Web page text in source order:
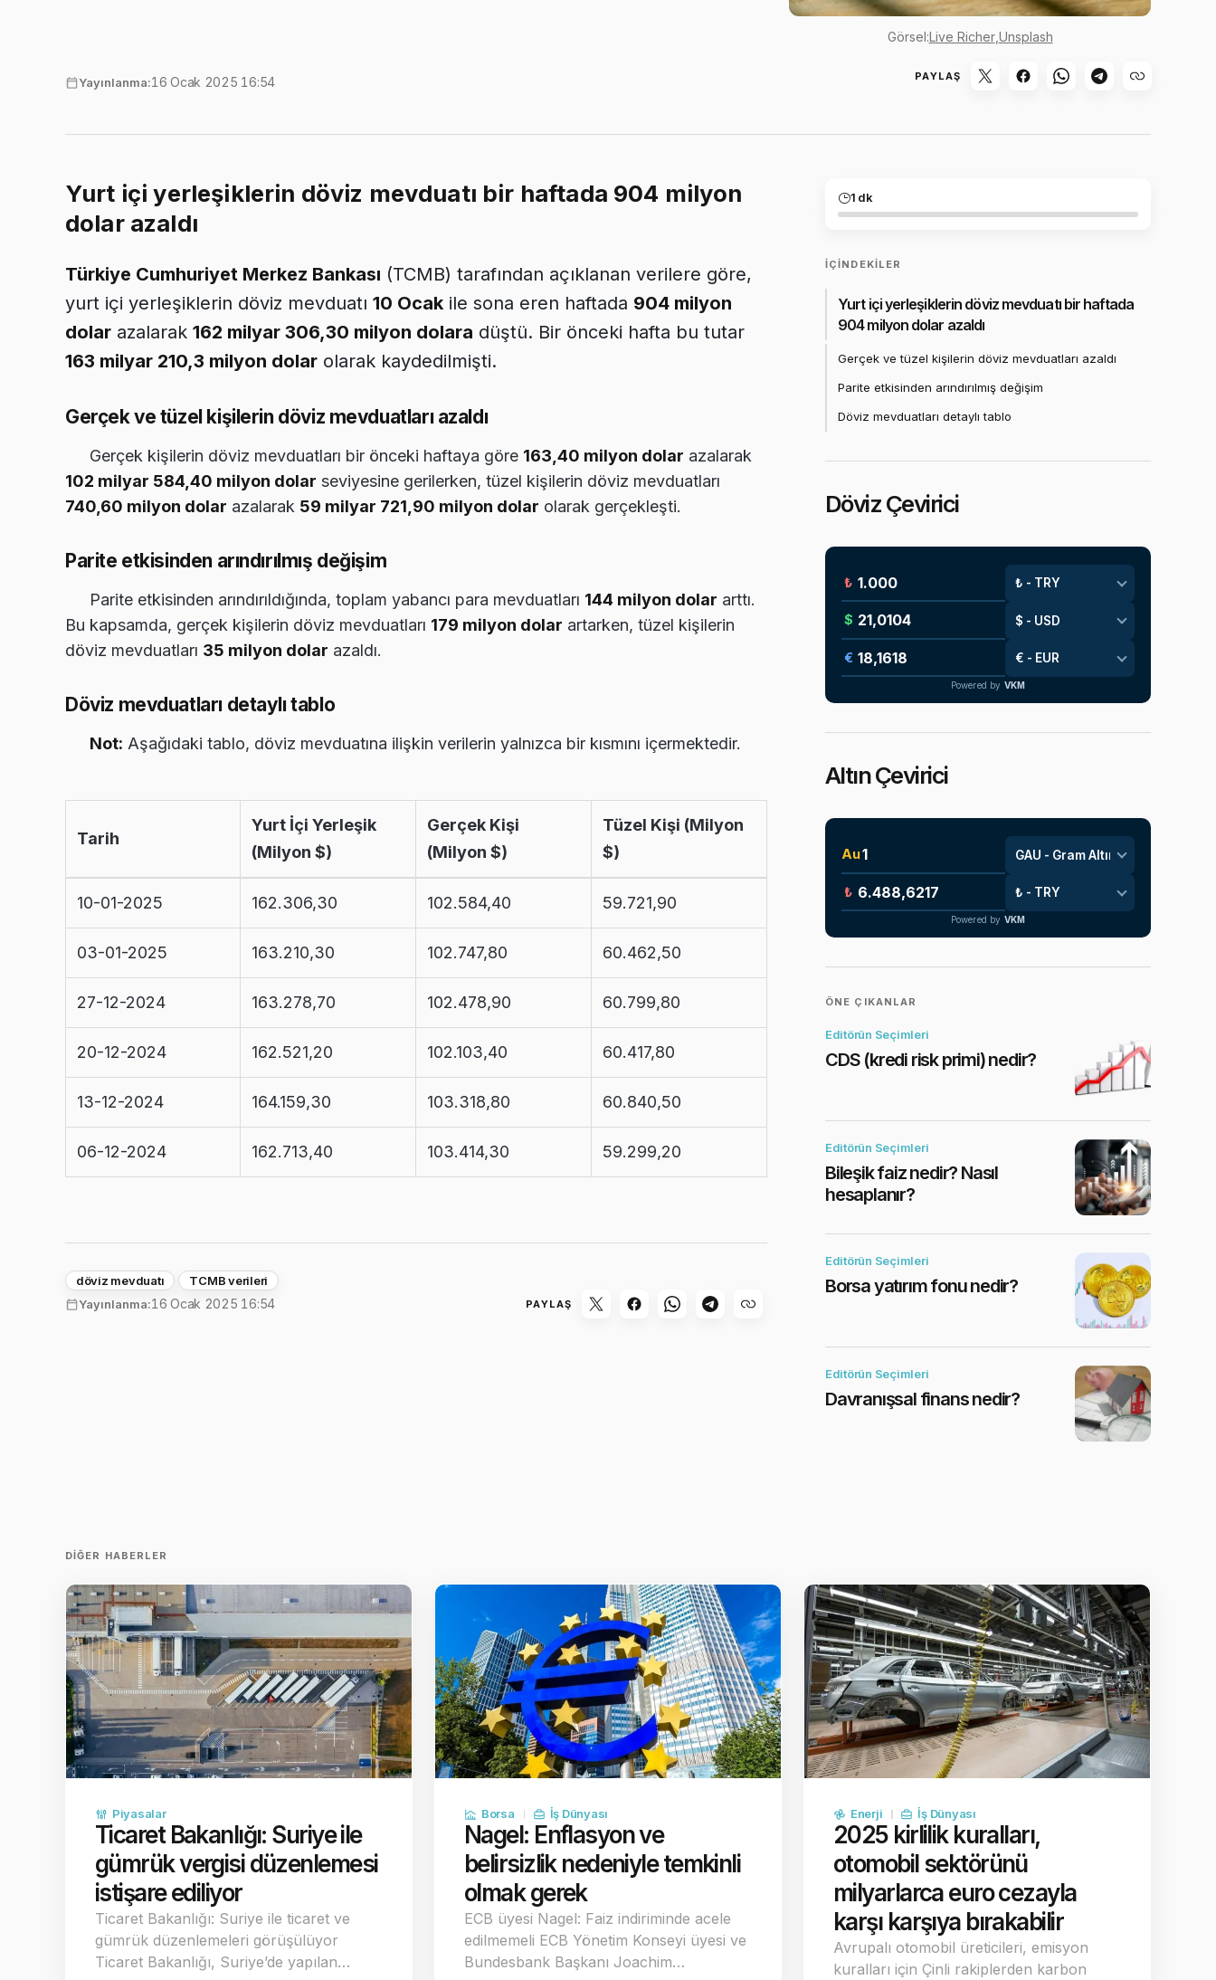
Görsel:Live Richer, Unsplash
Yayınlanma:16 Ocak 2025 16:54 PAYLAŞ
Yurt içi yerleşiklerin döviz mevduatı bir haftada 904 milyon
dolar azaldı
Türkiye Cumhuriyet Merkez Bankası (TCMB) tarafından açıklanan verilere göre,
yurt içi yerleşiklerin döviz mevduatı 10 Ocak ile sona eren haftada 904 milyon
dolar azalarak 162 milyar 306,30 milyon dolara düştü. Bir önceki hafta bu tutar
163 milyar 210,3 milyon dolar olarak kaydedilmişti.
Gerçek ve tüzel kişilerin döviz mevduatları azaldı
Gerçek kişilerin döviz mevduatları bir önceki haftaya göre 163,40 milyon dolar azalarak
102 milyar 584,40 milyon dolar seviyesine gerilerken, tüzel kişilerin döviz mevduatları
740,60 milyon dolar azalarak 59 milyar 721,90 milyon dolar olarak gerçekleşti.
Parite etkisinden arındırılmış değişim
Parite etkisinden arındırıldığında, toplam yabancı para mevduatları 144 milyon dolar arttı.
Bu kapsamda, gerçek kişilerin döviz mevduatları 179 milyon dolar artarken, tüzel kişilerin
döviz mevduatları 35 milyon dolar azaldı.
Döviz mevduatları detaylı tablo
Not: Aşağıdaki tablo, döviz mevduatına ilişkin verilerin yalnızca bir kısmını içermektedir.
Tarih
Yurt İçi Yerleşik
(Milyon $)
Gerçek Kişi
(Milyon $)
Tüzel Kişi (Milyon
$)
10-01-2025 162.306,30 102.584,40 59.721,90
03-01-2025 163.210,30 102.747,80 60.462,50
27-12-2024 163.278,70 102.478,90 60.799,80
20-12-2024 162.521,20 102.103,40 60.417,80
13-12-2024 164.159,30 103.318,80 60.840,50
06-12-2024 162.713,40 103.414,30 59.299,20
döviz mevduatı
TCMB verileri
Yayınlanma:16 Ocak 2025 16:54 PAYLAŞ
1 dk
İÇINDEKILER
Yurt içi yerleşiklerin döviz mevduatı bir haftada
904 milyon dolar azaldı
Gerçek ve tüzel kişilerin döviz mevduatları azaldı
Parite etkisinden arındırılmış değişim
Döviz mevduatları detaylı tablo
Döviz Çevirici
₺
$
€
Powered by VKM
Altın Çevirici
Au
₺
Powered by VKM
ÖNE ÇIKANLAR
Editörün Seçimleri
CDS (kredi risk primi) nedir?
Editörün Seçimleri
Bileşik faiz nedir? Nasıl
hesaplanır?
Editörün Seçimleri
Borsa yatırım fonu nedir?
Editörün Seçimleri
Davranışsal finans nedir?
DIĞER HABERLER
Piyasalar
Ticaret Bakanlığı: Suriye ile
gümrük vergisi düzenlemesi
istişare ediliyor
Ticaret Bakanlığı: Suriye ile ticaret ve
gümrük düzenlemeleri görüşülüyor
Ticaret Bakanlığı, Suriye’de yapılan…
Borsa İş Dünyası
Nagel: Enflasyon ve
belirsizlik nedeniyle temkinli
olmak gerek
ECB üyesi Nagel: Faiz indiriminde acele
edilmemeli ECB Yönetim Konseyi üyesi ve
Bundesbank Başkanı Joachim…
Enerji İş Dünyası
2025 kirlilik kuralları,
otomobil sektörünü
milyarlarca euro cezayla
karşı karşıya bırakabilir
Avrupalı otomobil üreticileri, emisyon
kuralları için Çinli rakiplerden karbon